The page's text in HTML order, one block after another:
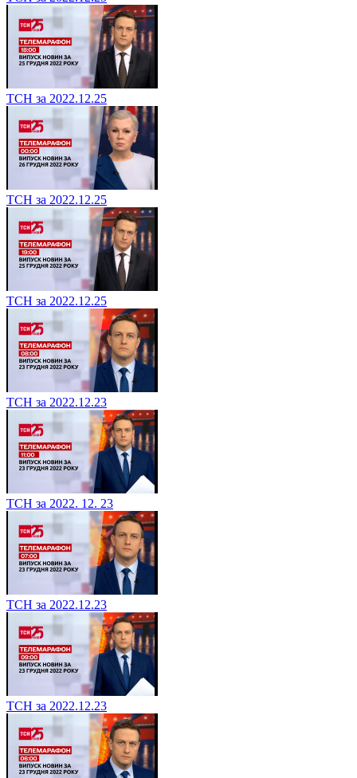
ТСН за 2022.12.25
ТСН за 2022.12.25
ТСН за 2022.12.25
ТСН за 2022.12.23
ТСН за 2022. 12. 23
ТСН за 2022.12.23
ТСН за 2022.12.23